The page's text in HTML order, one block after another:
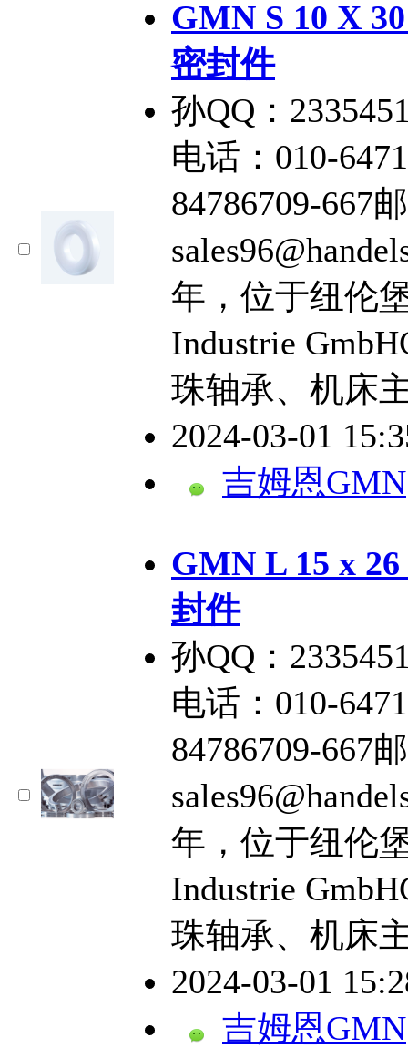
GMN S 10 X
密封件
孙QQ：
电话：010-
84786709-667
年，位于纽伦
Industrie
珠轴承、机床
2024-03-01
吉姆恩GMN
GMN L 15 x
封件
孙QQ：
电话：010-
84786709-667
年，位于纽伦
Industrie
珠轴承、机床
2024-03-01
吉姆恩GMN